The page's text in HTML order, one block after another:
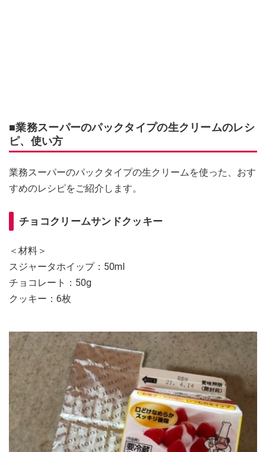
■業務スーパーのパックタイプの生クリームのレシ
ピ、使い方
業務スーパーのパックタイプの生クリームを使った、おす
すめのレシピをご紹介します。
チョコクリームサンドクッキー
＜材料＞
スジャータホイップ：50ml
チョコレート：50g
クッキー：6枚